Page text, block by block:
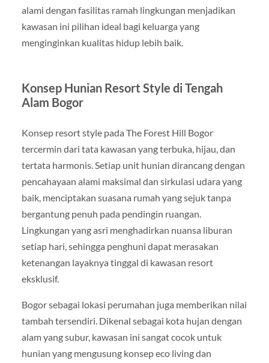
alami dengan fasilitas ramah lingkungan menjadikan
kawasan ini pilihan ideal bagi keluarga yang
menginginkan kualitas hidup lebih baik.
Konsep Hunian Resort Style di Tengah
Alam Bogor
Konsep resort style pada The Forest Hill Bogor
tercermin dari tata kawasan yang terbuka, hijau, dan
tertata harmonis. Setiap unit hunian dirancang dengan
pencahayaan alami maksimal dan sirkulasi udara yang
baik, menciptakan suasana rumah yang sejuk tanpa
bergantung penuh pada pendingin ruangan.
Lingkungan yang asri menghadirkan nuansa liburan
setiap hari, sehingga penghuni dapat merasakan
ketenangan layaknya tinggal di kawasan resort
eksklusif.
Bogor sebagai lokasi perumahan juga memberikan nilai
tambah tersendiri. Dikenal sebagai kota hujan dengan
alam yang subur, kawasan ini sangat cocok untuk
hunian yang mengusung konsep eco living dan